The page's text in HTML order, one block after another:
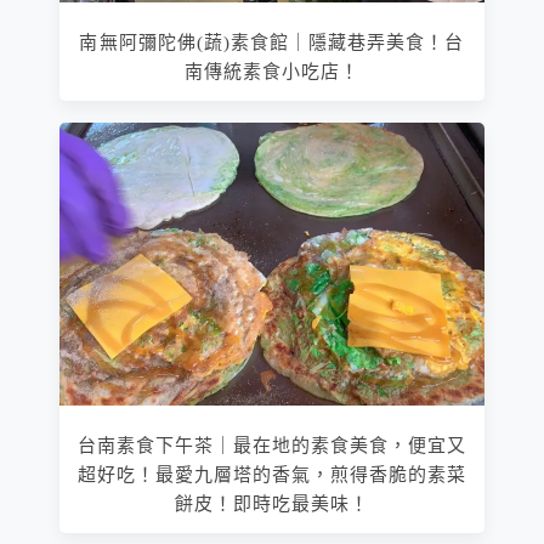
南無阿彌陀佛(蔬)素食館｜隱藏巷弄美食！台
南傳統素食小吃店！
台南素食下午茶｜最在地的素食美食，便宜又
超好吃！最愛九層塔的香氣，煎得香脆的素菜
餅皮！即時吃最美味！